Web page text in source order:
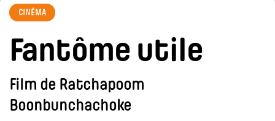
CINÉMA
Fantôme utile
Film de Ratchapoom
Boonbunchachoke